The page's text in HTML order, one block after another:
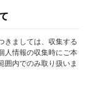
きましては、収集する
人情報の収集時にご本
囲内でのみ取り扱いま